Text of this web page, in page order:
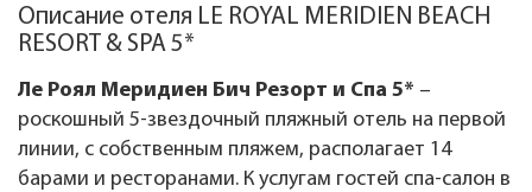
Описание отеля LE ROYAL MERIDIEN BEACH
RESORT & SPA 5*
Ле Роял Меридиен Бич Резорт и Спа 5* –
роскошный 5-звездочный пляжный отель на первой
линии, c собственным пляжем, располагает 14
барами и ресторанами. К услугам гостей спа-салон в